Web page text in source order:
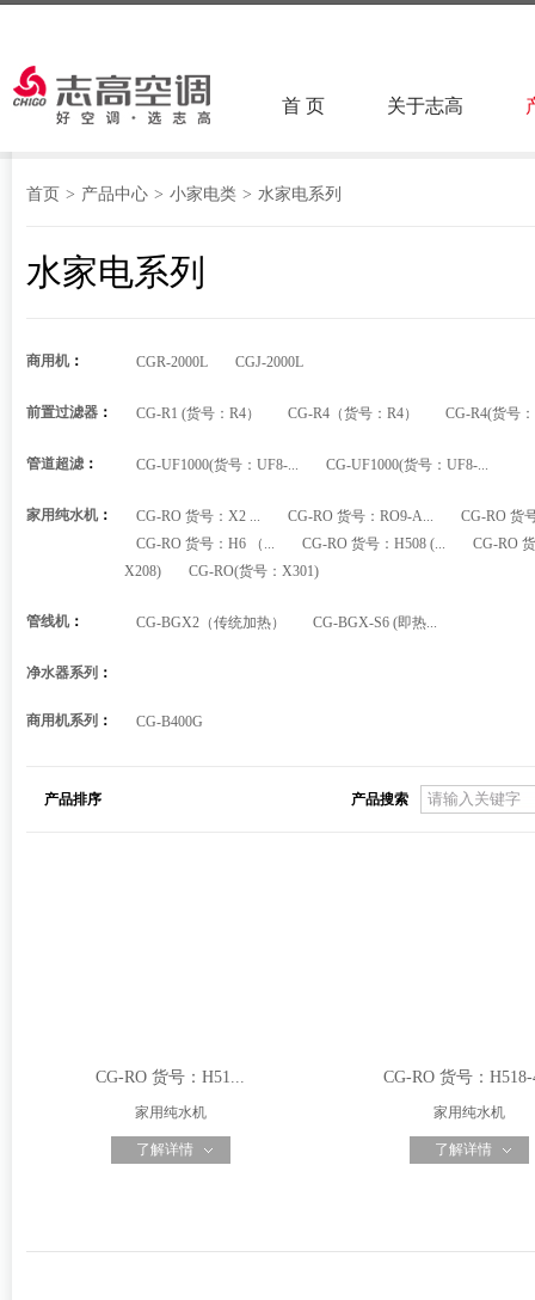
首 页 关于志高
首页 > 产品中心 > 小家电类 > 水家电系列
水家电系列
商用机 ： CGR-2000L CGJ-2000L
前置过滤器 ： CG-R1 (货号：R4） CG-R4（货号：R4） CG-R4(货号
管道超滤： CG-UF1000(货号：UF8-... CG-UF1000(货号：UF8-...
家用纯水机 ： CG-RO 货号：X2 ... CG-RO 货号：RO9-A...
CG-RO 货
CG-RO 货号：H6 （...
CG-RO 货号：H508 (...
CG-RO
X208)
CG-RO(货号：X301)
管线机 ： CG-BGX2（传统加热） CG-BGX-S6 (即热...
净水器系列 ：
商用机系列 ： CG-B400G
产品排序 产品搜索
CG-RO 货号：H51...
家用纯水机
了解详情
CG-RO 货号：
家用纯水机
了解详情